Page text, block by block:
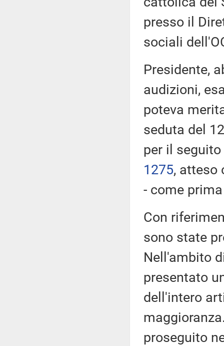
presso il
sociali
Presidente,
audizioni,
poteva
seduta del
per il
1275​, atteso
- come
Con
sono state
Nell'ambito
presentato
dell'intero
proseguito